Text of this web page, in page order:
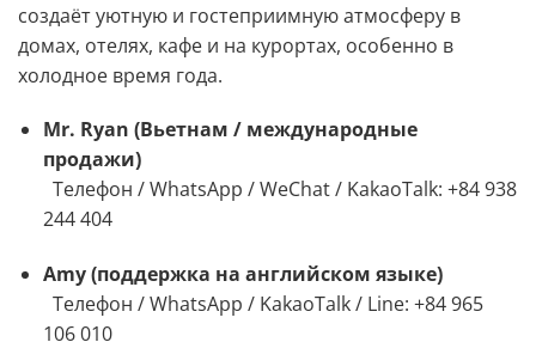
создаёт уютную и гостеприимную атмосферу в
домах, отелях, кафе и на курортах, особенно в
холодное время года.
Mr. Ryan (Вьетнам / международные
продажи)
Телефон / WhatsApp / WeChat / KakaoTalk: +84 938
244 404
Amy (поддержка на английском языке)
Телефон / WhatsApp / KakaoTalk / Line: +84 965
106 010